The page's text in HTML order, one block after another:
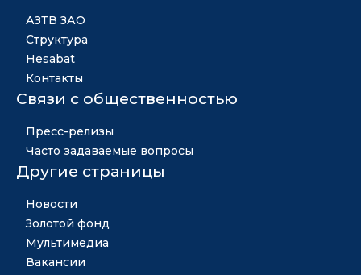
АЗТВ ЗАО
Структура
Hesabat
Контакты
Связи с общественностью
Пресс-релизы
Часто задаваемые вопросы
Другие страницы
Новости
Золотой фонд
Мультимедиа
Вакансии